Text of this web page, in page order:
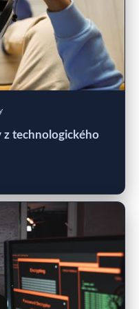
z technologického